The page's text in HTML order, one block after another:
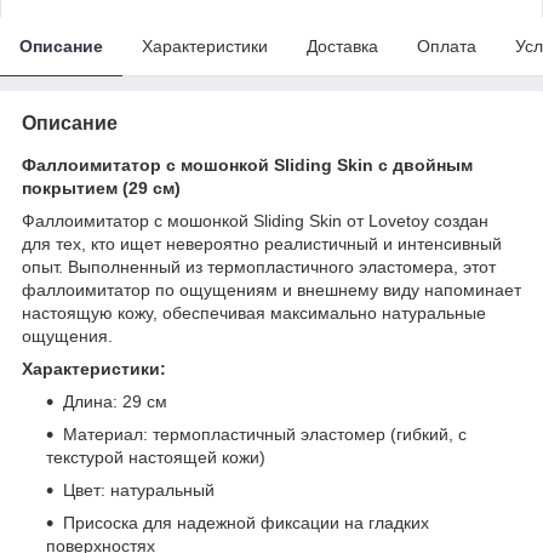
Описание Характеристики Доставка Оплата
Описание
Фаллоимитатор с мошонкой Sliding Skin с двойным
покрытием (29 см)
Фаллоимитатор с мошонкой Sliding Skin от Lovetoy создан
для тех, кто ищет невероятно реалистичный и интенсивный
опыт. Выполненный из термопластичного эластомера, этот
фаллоимитатор по ощущениям и внешнему виду напоминает
настоящую кожу, обеспечивая максимально натуральные
ощущения.
Характеристики:
Длина: 29 см
Материал: термопластичный эластомер (гибкий, с
текстурой настоящей кожи)
Цвет: натуральный
Присоска для надежной фиксации на гладких
поверхностях